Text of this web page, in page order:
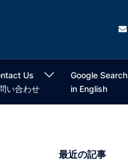
Us
い合わせ
Google Search
in English
最近の記事